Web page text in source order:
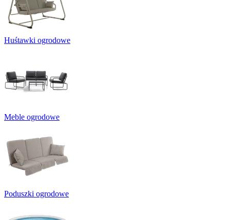
Huśtawki ogrodowe
Meble ogrodowe
Poduszki ogrodowe